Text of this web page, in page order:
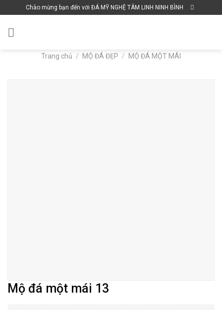
to
content
Chào mừng bạn đến với ĐÁ MỸ NGHỆ TÂM LINH NINH BÌNH
Trang chủ / MỘ ĐÁ ĐẸP / MỘ ĐÁ MỘT MÁI
Mộ đá một mái 13